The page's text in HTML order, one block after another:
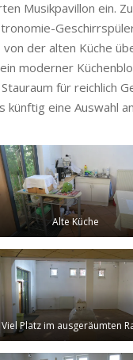
Musikpavillon ein.
der alten Küche
moderner
für reichlich
eine Auswahl
Alte Küche
Viel Platz im ausgeräumten